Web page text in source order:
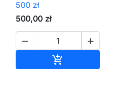
500 zł
500,00 zł
 
